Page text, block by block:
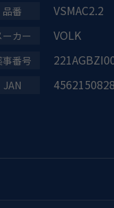
VSMAC2.2
VOLK